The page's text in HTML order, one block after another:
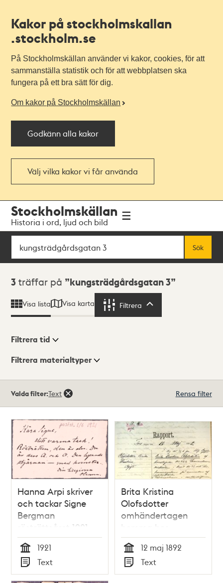
Kakor på stockholmskallan
.stockholm.se
På Stockholmskällan använder vi kakor, cookies, för att
sammanställa statistik och för att webbplatsen ska
fungera på ett bra sätt för dig.
Om kakor på Stockholmskällan
Godkänn alla kakor
Välj vilka kakor vi får använda
navigationen
huvudinnehållet
Stockholmskällan
Historia i ord, ljud och bild
Sök
Sök
Sökresultat
3 träffar på kungsträdgårdsgatan 3
Visa lista Visa karta Filtrera
Visningsläge
Filtrera tid
Filtrera materialtyper
träffar
Valda filter:Text Rensa filter
Hanna Arpi skriver
och tackar Signe
Bergman
rösträttsåret 1921
Tid
1921
Typ
Text
Brita Kristina
Olofsdotter
omhändertagen
hemma hos
metodistförsamlingens
vaktmästare -
polisrapport
inkommen till
Tid
12 maj 1892
Typ
Text